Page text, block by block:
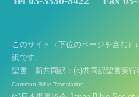
このサイト（下位のページを含む
訳です。
聖書 新共同訳：(c)共同訳聖書実行
Common Bible Translation